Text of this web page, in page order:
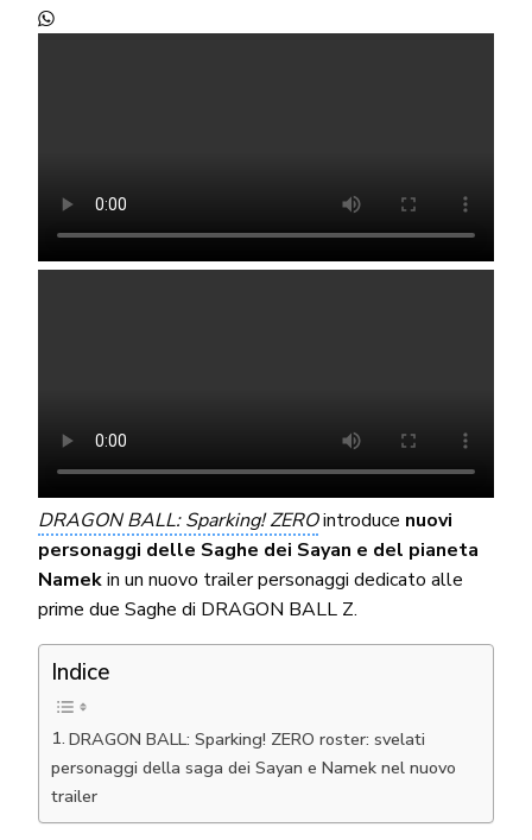
DRAGON BALL: Sparking! ZEROintroduce nuovi
personaggi delle Saghe dei Sayan e del pianeta
Namekin un nuovo trailer personaggi dedicato alle
prime due Saghe di DRAGON BALL Z.
Indice
DRAGON BALL: Sparking! ZERO roster: svelati
personaggi della saga dei Sayan e Namek nel nuovo
trailer